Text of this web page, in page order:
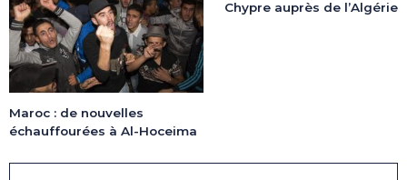
Maroc : de nouvelles
échauffourées à Al-Hoceima
Chypre auprès de l’Algérie